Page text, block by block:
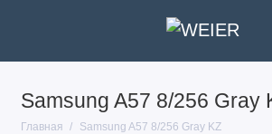
Samsung A57 8/256 Gray
Главная Samsung A57 8/256 Gray KZ